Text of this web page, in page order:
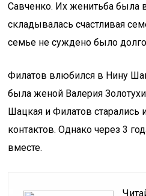
Савченко. Их женитьба была
складывалась счастливая
семье не суждено было
Филатов влюбился в Нину
была женой Валерия
Шацкая и Филатов старались
контактов. Однако через 3
вместе.